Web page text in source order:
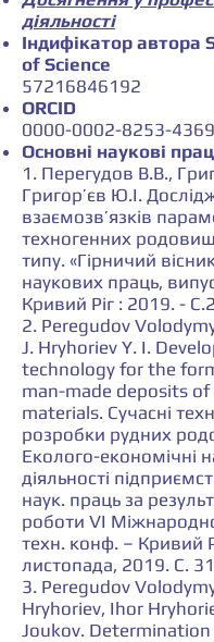
діяльності
Індифікатор автора
of Science
57216846192
ORCID
0000-0002-8253-4369
Основні наукові
1. Перегудов В.В.,
Григор’єв Ю.І.
взаємозв’язків
техногенних
типу. «Гірничий
наукових праць,
Кривий Ріг : 2019. -
2. Peregudov
J. Hryhoriev Y. I.
technology for the
man-made deposits of
materials. Сучасні
розробки рудних
Еколого-економічні
діяльності
наук. праць за
роботи VІ
техн. конф. – Кривий
листопада, 2019. С.
3. Peregudov
Hryhoriev, Ihor
Joukov.